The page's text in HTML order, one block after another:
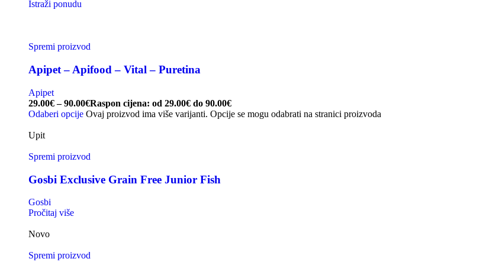
Istraži ponudu
Spremi proizvod
Apipet – Apifood – Vital – Puretina
Apipet
29.00€ – 90.00€Raspon cijena: od 29.00€ do 90.00€
Odaberi opcije Ovaj proizvod ima više varijanti. Opcije se mogu odabrati na stranici proizvoda
Upit
Spremi proizvod
Gosbi Exclusive Grain Free Junior Fish
Gosbi
Pročitaj više
Novo
Spremi proizvod